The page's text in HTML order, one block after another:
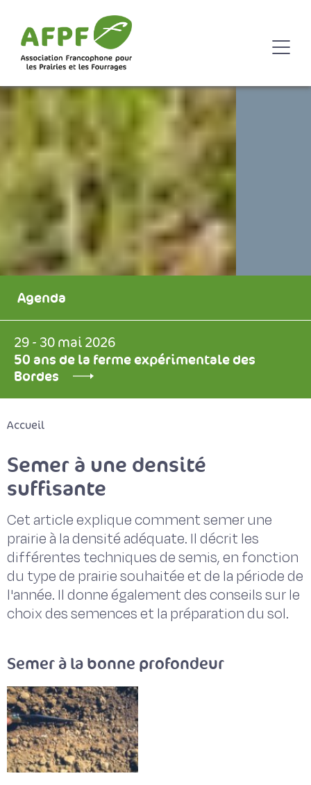
Agenda
29 - 30 mai 2026
50 ans de la ferme expérimentale des
Bordes
Accueil
Semer à une densité
suffisante
Cet article explique comment semer une
prairie à la densité adéquate. Il décrit les
différentes techniques de semis, en fonction
du type de prairie souhaitée et de la période de
l'année. Il donne également des conseils sur le
choix des semences et la préparation du sol.
Semer à la bonne profondeur